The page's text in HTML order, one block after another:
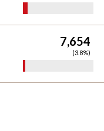
7,654
(3.8%)